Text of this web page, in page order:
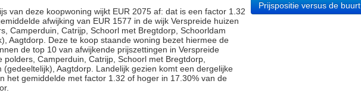
van deze koopwoning wijkt EUR 2075 af: dat is een factor 1.32
afwijking van EUR 1577 in de wijk Verspreide huizen
Camperduin, Catrijp, Schoorl met Bregtdorp, Schoorldam
Aagtdorp. Deze te koop staande woning bezet hiermee de
de top 10 van afwijkende prijszettingen in Verspreide
polders, Camperduin, Catrijp, Schoorl met Bregtdorp,
(gedeeltelijk), Aagtdorp. Landelijk gezien komt een dergelijke
het gemiddelde met factor 1.32 of hoger in 17.30% van de
Prijspositie versus de buurt